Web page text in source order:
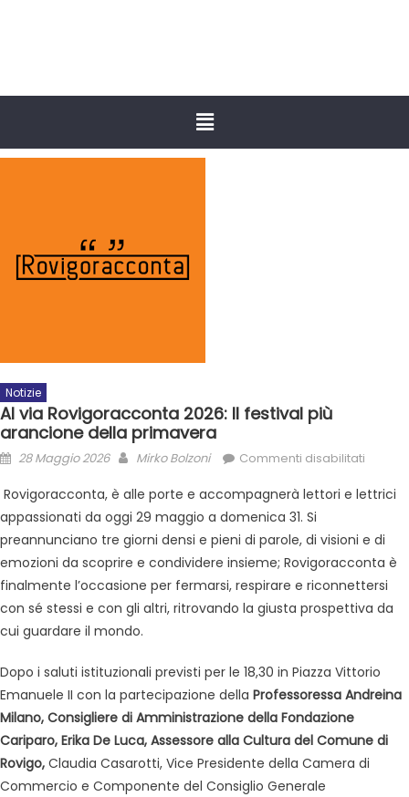
Notizie
Al via Rovigoracconta 2026: Il festival più
arancione della primavera
28 Maggio 2026 Mirko Bolzoni Commenti disabilitati
Rovigoracconta, è alle porte e accompagnerà lettori e lettrici
appassionati da oggi 29 maggio a domenica 31. Si
preannunciano tre giorni densi e pieni di parole, di visioni e di
emozioni da scoprire e condividere insieme; Rovigoracconta è
finalmente l’occasione per fermarsi, respirare e riconnettersi
con sé stessi e con gli altri, ritrovando la giusta prospettiva da
cui guardare il mondo.
Dopo i saluti istituzionali previsti per le 18,30 in Piazza Vittorio
Emanuele II con la partecipazione della Professoressa Andreina
Milano, Consigliere di Amministrazione della Fondazione
Cariparo, Erika De Luca, Assessore alla Cultura del Comune di
Rovigo, Claudia Casarotti, Vice Presidente della Camera di
Commercio e Componente del Consiglio Generale